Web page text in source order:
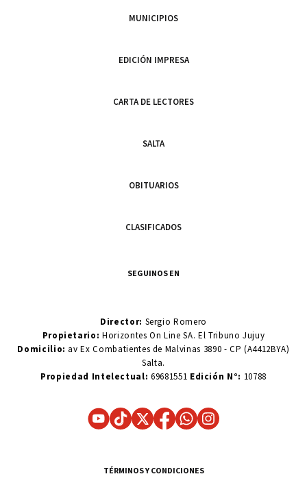
MUNICIPIOS
EDICIÓN IMPRESA
CARTA DE LECTORES
SALTA
OBITUARIOS
CLASIFICADOS
SEGUINOS EN
Director: Sergio Romero
Propietario:Horizontes On Line SA. El Tribuno Jujuy
Domicilio: av Ex Combatientes de Malvinas 3890 - CP (A4412BYA)
Salta.
Propiedad Intelectual: 69681551 Edición N°: 10788
TÉRMINOS Y CONDICIONES